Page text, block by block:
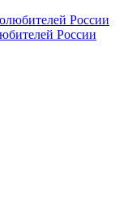
России